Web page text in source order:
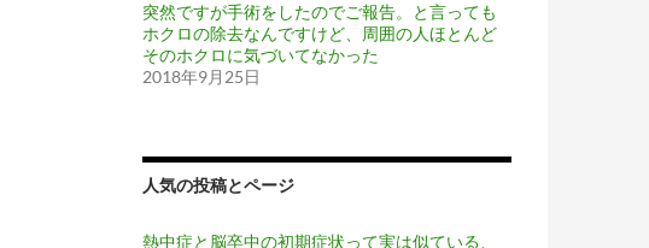
突然ですが手術をしたのでご報告。と言っても
ホクロの除去なんですけど、周囲の人ほとんど
そのホクロに気づいてなかった
2018年9月25日
人気の投稿とページ
熱中症と脳卒中の初期症状って実は似ている、